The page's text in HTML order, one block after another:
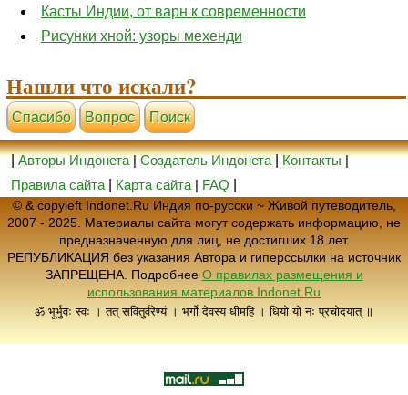
Касты Индии, от варн к современности
Рисунки хной: узоры мехенди
Нашли что искали?
Cпасибо Вопрос Поиск
|Авторы Индонета|Создатель Индонета|Контакты|
Правила сайта
Карта сайта | FAQ
© & copyleft Indonet.Ru Индия по-русски ~ Живой путеводитель,
2007 - 2025. Материалы сайта могут содержать информацию, не
предназначенную для лиц, не достигших 18 лет.
РЕПУБЛИКАЦИЯ без указания Автора и гиперссылки на источник
ЗАПРЕЩЕНА. Подробнее О правилах размещения и
использования материалов Indonet.Ru
ॐ भूर्भुवः स्वः । तत् सवितुर्वरेण्यं । भर्गो देवस्य धीमहि । धियो यो नः प्रचोदयात् ॥